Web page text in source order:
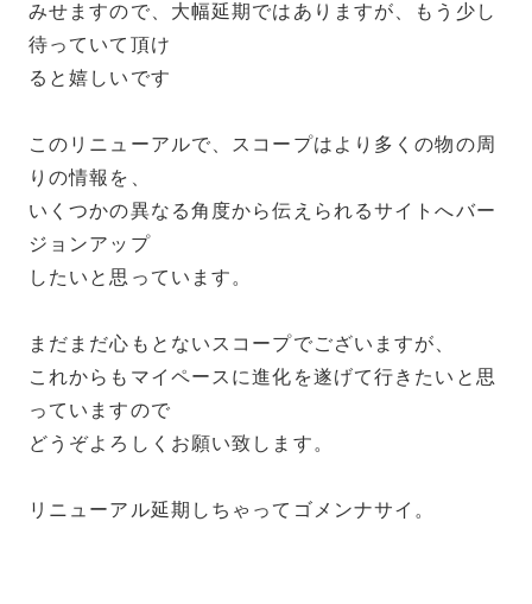
みせますので、大幅延期ではありますが、もう少し
待っていて頂け
ると嬉しいです
このリニューアルで、スコープはより多くの物の周
りの情報を、
いくつかの異なる角度から伝えられるサイトへバー
ジョンアップ
したいと思っています。
まだまだ心もとないスコープでございますが、
これからもマイペースに進化を遂げて行きたいと思
っていますので
どうぞよろしくお願い致します。
リニューアル延期しちゃってゴメンナサイ。